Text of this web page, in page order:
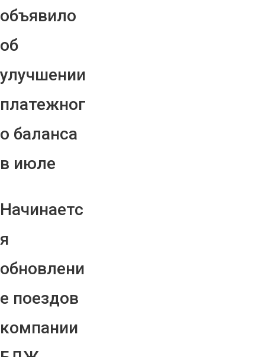
объявило
об
улучшении
платежног
о баланса
в июле
Начинаетс
я
обновлени
е поездов
компании